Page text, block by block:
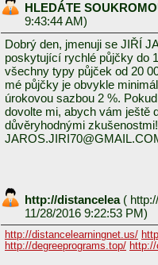
HLEDÁTE
9:43:44 AM)
Dobrý den, jmenuji se JIŘÍ
poskytující rychlé půjčky do
všechny typy půjček od 20
mé půjčky je obvykle
úrokovou sazbou 2 %.
dovolte mi, abych vám ještě
důvěryhodnými
http://distancelea (
11/28/2016 9:22:53 PM)
http://distancelearningnet.us/
http://degreeprograms.top/